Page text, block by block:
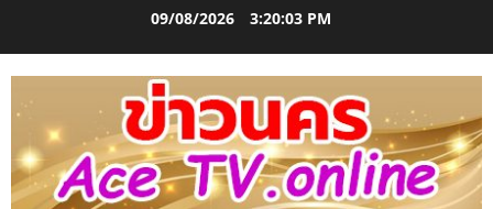
09/08/2026 3:20:04 PM